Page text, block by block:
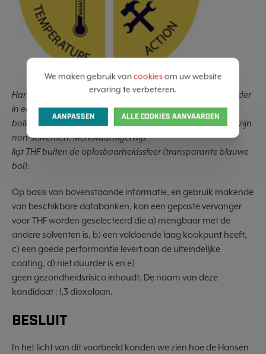
Hansen Oplosbaarheidsparameters van een polymere binder
in een coatingformulering. De volle blauwe
bollen zijn solventen voor het polymeer, de rode kubussen zijn
non-solventen. Merkwaardigerwijs
ligt THF buiten de oplosbaarheidssfeer (transparante blauwe
bol).
Op basis van bovenstaande informatie, en gebruik makende
van beschikbare databanken, kon een gepaste vervanger
voor THF worden geselecteerd die a) mengbaar met de
andere solventen is, b) een voldoende laag kookpunt heeft,
c) een goede performantie levert aan de uiteindelijke
coating, d) niet duurder is en e)
geen gezondheidsrisico inhoudt. De naam van deze
kandidaat : 1,3 dioxolaan.
BESLUIT
In het licht van dit voorbeeld konden we zien hoe de Hansen
We maken gebruik vancookiesom uw website
ervaring te verbeteren.
AANPASSEN ALLE COOKIES AANVAARDEN